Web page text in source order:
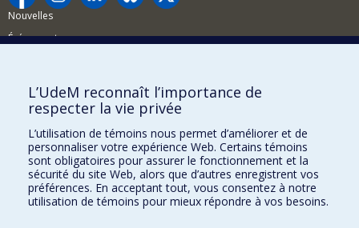
Nouvelles
Événements
BESOIN D'AIDE?
Plan du site
Signaler une erreur
Accessibilité
FACULTÉ DES ARTS ET DES SCIENCES
L’UdeM reconnaît l’importance de
respecter la vie privée
L’utilisation de témoins nous permet d’améliorer et de
personnaliser votre expérience Web. Certains témoins
sont obligatoires pour assurer le fonctionnement et la
sécurité du site Web, alors que d’autres enregistrent vos
préférences. En acceptant tout, vous consentez à notre
utilisation de témoins pour mieux répondre à vos besoins.